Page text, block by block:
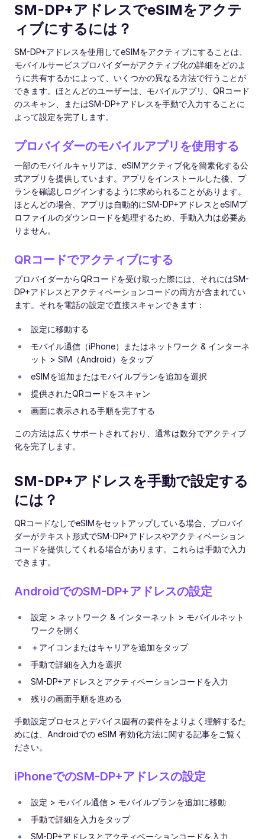
SM-DP+アドレスでeSIMをアクテ
ィブにするには？
SM-DP+アドレスを使用してeSIMをアクティブにすることは、
モバイルサービスプロバイダーがアクティブ化の詳細をどのよ
うに共有するかによって、いくつかの異なる方法で行うことが
できます。ほとんどのユーザーは、モバイルアプリ、QRコード
のスキャン、またはSM-DP+アドレスを手動で入力することに
よって設定を完了します。
プロバイダーのモバイルアプリを使用する
一部のモバイルキャリアは、eSIMアクティブ化を簡素化する公
式アプリを提供しています。アプリをインストールした後、プ
ランを確認しログインするように求められることがあります。
ほとんどの場合、アプリは自動的にSM-DP+アドレスとeSIMプ
ロファイルのダウンロードを処理するため、手動入力は必要あ
りません。
QRコードでアクティブにする
プロバイダーからQRコードを受け取った際には、それにはSM-
DP+アドレスとアクティベーションコードの両方が含まれてい
ます。それを電話の設定で直接スキャンできます：
設定に移動する
モバイル通信（iPhone）またはネットワーク & インターネ
ット > SIM（Android）をタップ
eSIMを追加またはモバイルプランを追加を選択
提供されたQRコードをスキャン
画面に表示される手順を完了する
この方法は広くサポートされており、通常は数分でアクティブ
化を完了します。
SM-DP+アドレスを手動で設定する
には？
QRコードなしでeSIMをセットアップしている場合、プロバイ
ダーがテキスト形式でSM-DP+アドレスやアクティベーション
コードを提供してくれる場合があります。これらは手動で入力
できます。
AndroidでのSM-DP+アドレスの設定
設定 > ネットワーク & インターネット > モバイルネット
ワークを開く
＋アイコンまたはキャリアを追加をタップ
手動で詳細を入力を選択
SM-DP+アドレスとアクティベーションコードを入力
残りの画面手順を進める
手動設定プロセスとデバイス固有の要件をよりよく理解するた
めには、Androidでの eSIM 有効化方法に関する記事をご覧く
ださい。
iPhoneでのSM-DP+アドレスの設定
設定 > モバイル通信 > モバイルプランを追加に移動
手動で詳細を入力をタップ
SM-DP+アドレスとアクティベーションコードを入力